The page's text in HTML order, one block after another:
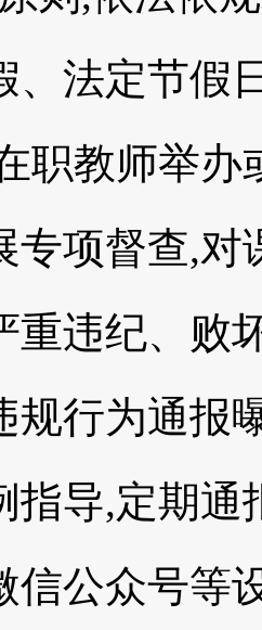
、法定节假
职教师举办
专项督查,
重违纪、败
规行为通报
指导,定期
信公众号等